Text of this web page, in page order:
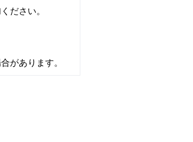
ださい。
があります。